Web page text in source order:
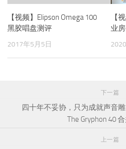
【视频】Elipson Omega 100
黑胶唱盘测评
2017年5月5日
【
业
下一篇
四十年不妥协，只为成就声音
The Gryphon 40
上一篇